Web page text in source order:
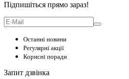
Підпишіться прямо зараз!
Останні новини
Регулярні акції
Корисні поради
Запит дзвінка